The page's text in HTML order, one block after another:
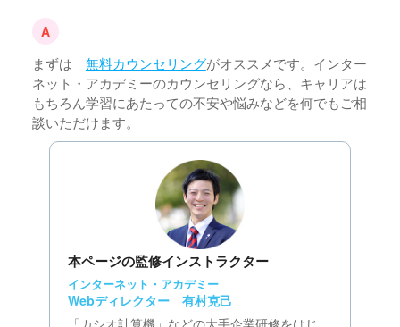
まずは 無料カウンセリングがオススメです。インター
ネット・アカデミーのカウンセリングなら、キャリアは
もちろん学習にあたっての不安や悩みなどを何でもご相
談いただけます。
本ページの監修インストラクター
インターネット・アカデミー
Webディレクター 有村克己
「カシオ計算機」などの大手企業研修をはじ